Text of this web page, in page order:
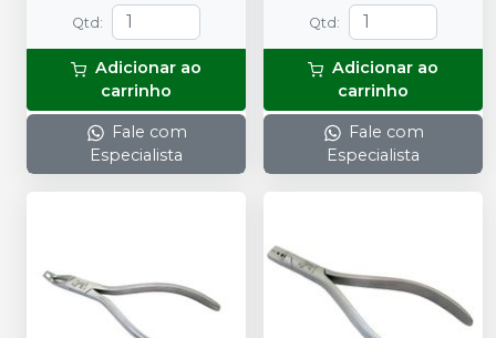
Qtd :
Adicionar ao
carrinho
Fale com
Especialista
Qtd :
Adicionar ao
carrinho
Fale com
Especialista